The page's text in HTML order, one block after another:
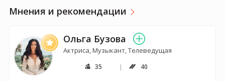
Мнения и рекомендации
Ольга Бузова
Актриса, Музыкант, Телеведущая
35 40